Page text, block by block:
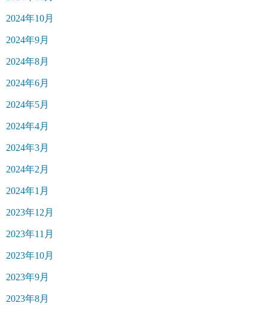
2024年10月
2024年9月
2024年8月
2024年6月
2024年5月
2024年4月
2024年3月
2024年2月
2024年1月
2023年12月
2023年11月
2023年10月
2023年9月
2023年8月